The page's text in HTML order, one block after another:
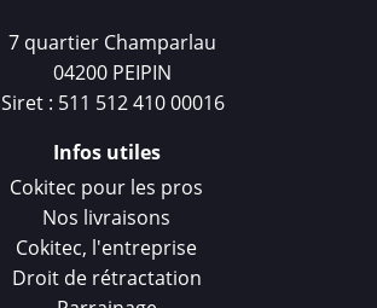
7 quartier Champarlau
04200 PEIPIN
Siret : 511 512 410 00016
Infos utiles
Cokitec pour les pros
Nos livraisons
Cokitec, l'entreprise
Droit de rétractation